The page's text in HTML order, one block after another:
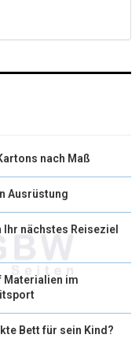
nach Maß
Ausrüstung
Ihr nächstes Reiseziel
Materialien im
Bett für sein Kind?